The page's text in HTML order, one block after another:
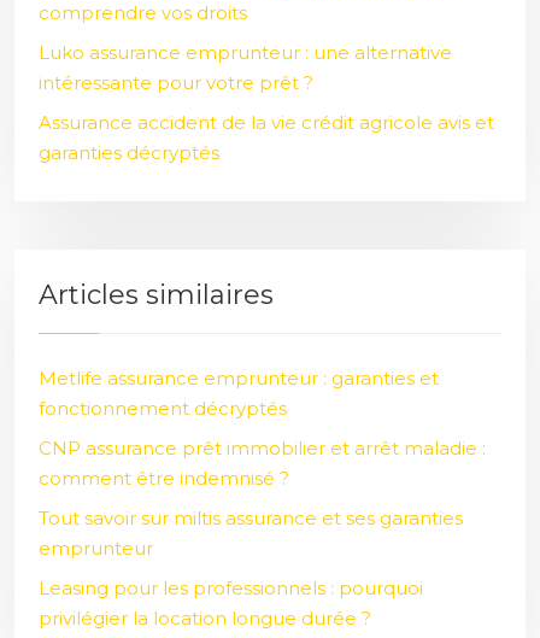
comprendre vos droits
Luko assurance emprunteur : une alternative
intéressante pour votre prêt ?
Assurance accident de la vie crédit agricole avis et
garanties décryptés
Articles similaires
Metlife assurance emprunteur : garanties et
fonctionnement décryptés
CNP assurance prêt immobilier et arrêt maladie :
comment être indemnisé ?
Tout savoir sur miltis assurance et ses garanties
emprunteur
Leasing pour les professionnels : pourquoi
privilégier la location longue durée ?